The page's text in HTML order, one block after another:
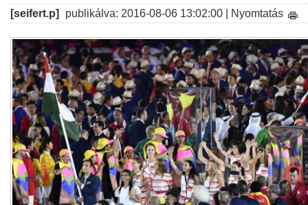
[seifert.p] publikálva: 2016-08-06 13:02:00 | Nyomtatás